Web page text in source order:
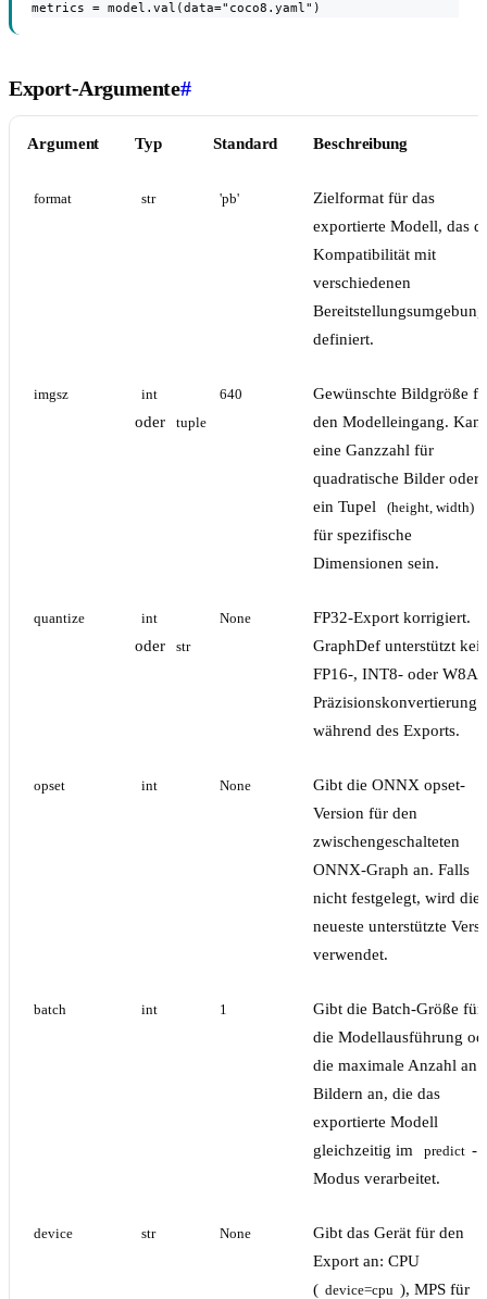
metrics = model.val(data="coco8.yaml")
Export-Argumente#
Argument Typ Standard Beschreibung
format str 'pb'
Zielformat für das
exportierte Modell, das
Kompatibilität mit
verschiedenen
definiert.
imgsz int
oder tuple
640
Gewünschte Bildgröße
den Modelleingang.
eine Ganzzahl für
quadratische Bilder oder
ein Tupel
(height, width)
für spezifische
Dimensionen sein.
quantize int
oder str
None
FP32-Export korrigiert.
GraphDef unterstützt
FP16-, INT8- oder
Präzisionskonvertierung
während des Exports.
opset int None
Gibt die ONNX opset-
Version für den
zwischengeschalteten
ONNX-Graph an. Falls
nicht festgelegt, wird die
neueste unterstützte
verwendet.
batch int 1
Gibt die Batch-Größe für
die Modellausführung
die maximale Anzahl an
Bildern an, die das
exportierte Modell
gleichzeitig im
predict -
Modus verarbeitet.
device str None
Gibt das Gerät für den
Export an: CPU
( device=cpu ), MPS für